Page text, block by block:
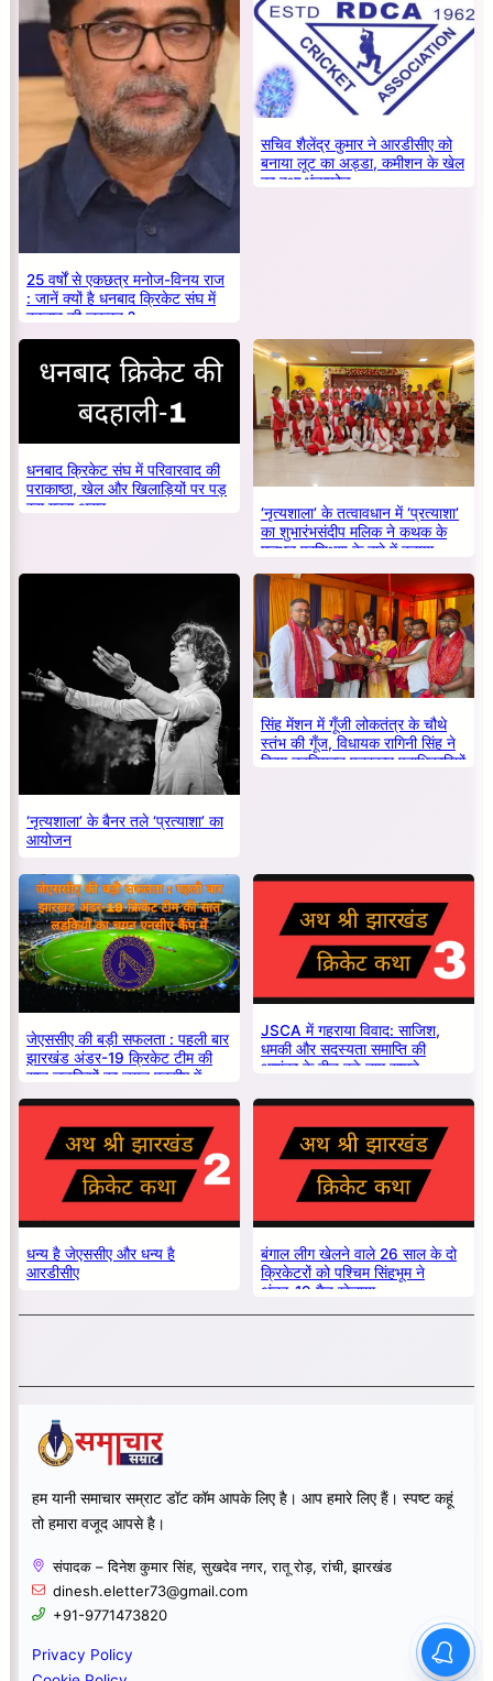
25 वर्षों से एकछत्र मनोज-विनय राज
: जानें क्यों है धनबाद क्रिकेट संघ में
बदलाव की जरूरत ?
सचिव शैलेंद्र कुमार ने आरडीसीए को
बनाया लूट का अड्डा, कमीशन के खेल
का हुआ भंडाफोड़
धनबाद क्रिकेट संघ में परिवारवाद की
पराकाष्ठा, खेल और खिलाड़ियों पर पड़
रहा गहरा असर
‘नृत्यशाला’ के तत्वावधान में ‘प्रत्याशा’
का शुभारंभसंदीप मलिक ने कथक के
मूलभूत प्रशिक्षण के बारे में बताया
‘नृत्यशाला’ के बैनर तले ‘प्रत्याशा’ का
आयोजन
सिंह मेंशन में गूँजी लोकतंत्र के चौथे
स्तंभ की गूँज, विधायक रागिनी सिंह ने
किया नवनियुक्त पत्रकार पदाधिकारियों
जेएससीए की बड़ी सफलता : पहली बार
झारखंड अंडर-19 क्रिकेट टीम की
सात लड़कियों का चयन एनसीए में
JSCA में गहराया विवाद: साजिश,
धमकी और सदस्यता समाप्ति की
आशंका के बीच बड़े नाम सामने
धन्य है जेएससीए और धन्य है
आरडीसीए
बंगाल लीग खेलने वाले 26 साल के दो
क्रिकेटरों को पश्चिम सिंहभूम ने
अंडर-19 मैच खेलाया
हम यानी समाचार सम्राट डॉट कॉम आपके लिए है। आप हमारे लिए हैं। स्पष्ट कहूं
तो हमारा वजूद आपसे है।
संपादक – दिनेश कुमार सिंह, सुखदेव नगर, रातू रोड़, रांची, झारखंड
dinesh.eletter73@gmail.com
+91-9771473820
Privacy Policy